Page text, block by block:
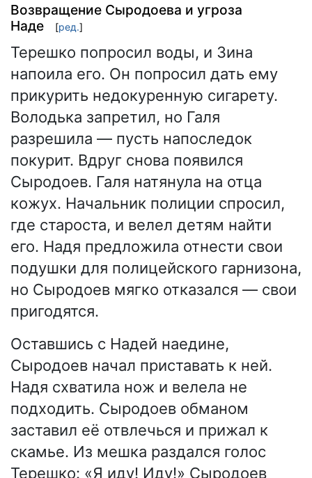
Возвращение Сыродоева и угроза
Наде
[ред.]
Терешко попросил воды, и Зина
напоила его. Он попросил дать ему
прикурить недокуренную сигарету.
Володька запретил, но Галя
разрешила — пусть напоследок
покурит. Вдруг снова появился
Сыродоев. Галя натянула на отца
кожух. Начальник полиции спросил,
где староста, и велел детям найти
его. Надя предложила отнести свои
подушки для полицейского гарнизона,
но Сыродоев мягко отказался — свои
пригодятся.
Оставшись с Надей наедине,
Сыродоев начал приставать к ней.
Надя схватила нож и велела не
подходить. Сыродоев обманом
заставил её отвлечься и прижал к
скамье. Из мешка раздался голос
Терешко: «Я иду! Иду!» Сыродоев